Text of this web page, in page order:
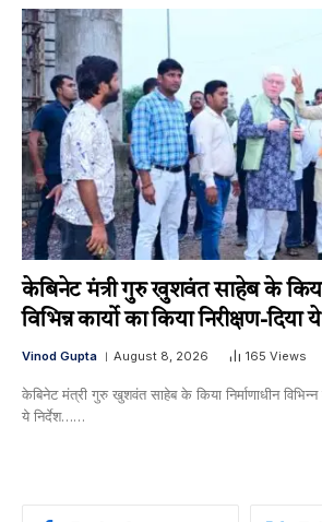
केबिनेट मंत्री गुरु खुशवंत साहेब के किया
विभिन्न कार्यो का किया निरीक्षण-दिया
Vinod Gupta August 8, 2026 165 Views
केबिनेट मंत्री गुरु खुशवंत साहेब के किया निर्माणाधीन विभिन्न
ये निर्देश……